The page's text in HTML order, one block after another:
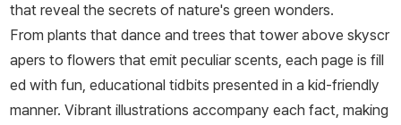
that reveal the secrets of nature's green wonders.
From plants that dance and trees that tower above skyscr
apers to flowers that emit peculiar scents, each page is fill
ed with fun, educational tidbits presented in a kid-friendly
manner. Vibrant illustrations accompany each fact, making